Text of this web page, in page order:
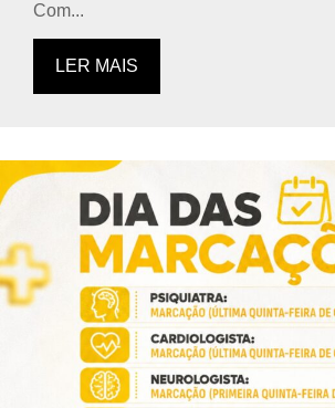
Com...
LER MAIS